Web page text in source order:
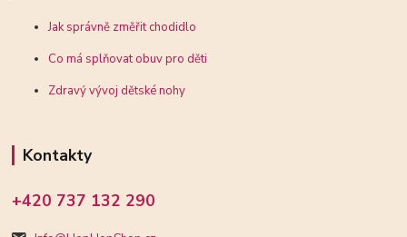
Jak správně změřit chodidlo
Co má splňovat obuv pro děti
Zdravý vývoj dětské nohy
Kontakty
+420 737 132 290